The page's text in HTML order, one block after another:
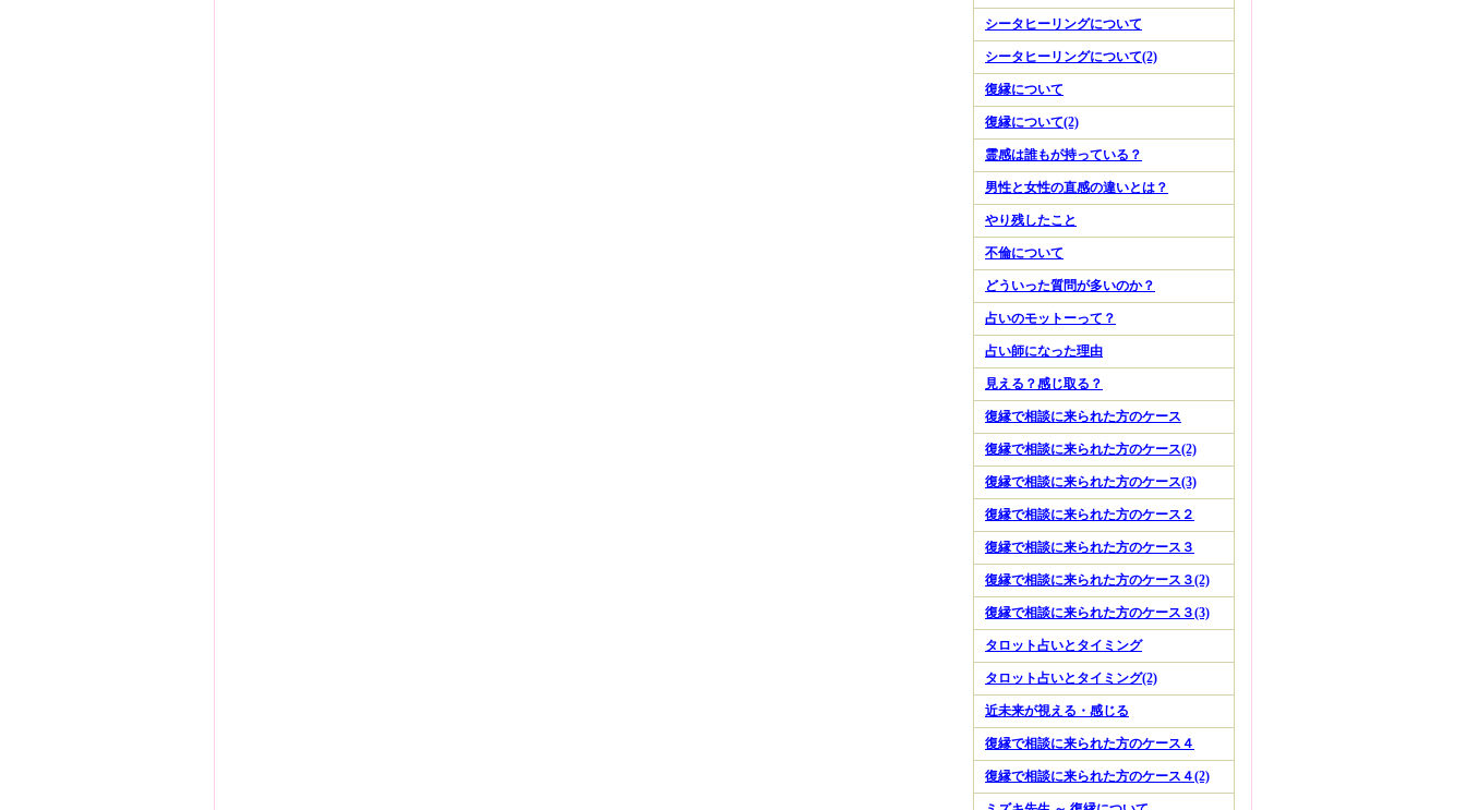
シータヒーリングについて
シータヒーリングについて(2)
復縁について
復縁について(2)
霊感は誰もが持っている？
男性と女性の直感の違いとは？
やり残したこと
不倫について
どういった質問が多いのか？
占いのモットーって？
占い師になった理由
見える？感じ取る？
復縁で相談に来られた方のケース
復縁で相談に来られた方のケース(2)
復縁で相談に来られた方のケース(3)
復縁で相談に来られた方のケース２
復縁で相談に来られた方のケース３
復縁で相談に来られた方のケース３(2)
復縁で相談に来られた方のケース３(3)
タロット占いとタイミング
タロット占いとタイミング(2)
近未来が視える・感じる
復縁で相談に来られた方のケース４
復縁で相談に来られた方のケース４(2)